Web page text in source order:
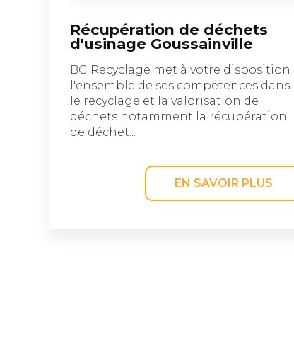
Récupération de déchets
d'usinage Goussainville
BG Recyclage met à votre disposition
l'ensemble de ses compétences dans
le recyclage et la valorisation de
déchets notamment la récupération
de déchet...
EN SAVOIR PLUS